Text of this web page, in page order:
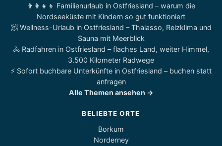
👨‍👩‍👧‍👦 Familienurlaub in Ostfriesland – warum die
Nordseeküste mit Kindern so gut funktioniert
🧖 Wellness-Urlaub in Ostfriesland – Thalasso, Reizklima und
Sauna mit Meerblick
🚴 Radfahren in Ostfriesland – flaches Land, weiter Himmel,
3.500 Kilometer Radwege
⚡ Sofort buchbare Unterkünfte in Ostfriesland – buchen statt
anfragen
Alle Themen ansehen →
BELIEBTE ORTE
Borkum
Norderney